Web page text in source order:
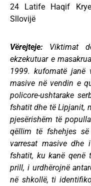
24 Latife Haqif
Sllovijë
Vërejteje: Viktimat
ekzekutuar e
1999. kufomatë janë
masive në vendin e
policore-ushtarake
fshatit dhe të Lipjanit,
pjesërishëm të
qëllim të fshehjes
varresat masive
fshatit, ku kanë qenë
prill, i urdhërojnë
në shkollë, ti